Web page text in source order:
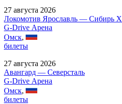
27 августа 2026
Локомотив Ярославль — Сибирь
G-Drive Арена
Омск,
билеты
27 августа 2026
Авангард — Северсталь
G-Drive Арена
Омск,
билеты